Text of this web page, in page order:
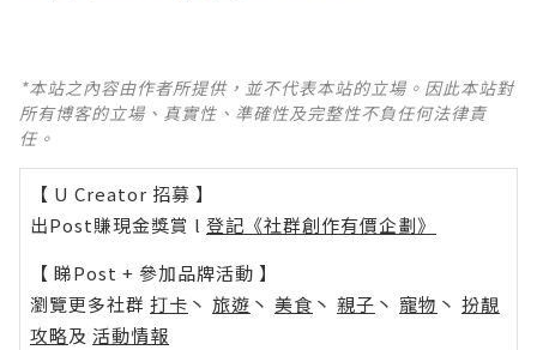
*本站之內容由作者所提供，並不代表本站的立場。因此本站對
所有博客的立場、真實性、準確性及完整性不負任何法律責
任。
【 U Creator 招募 】
出Post賺現金獎賞 l 登記《社群創作有價企劃》
【 睇Post + 參加品牌活動 】
瀏覽更多社群 打卡 丶 旅遊 丶 美食 丶 親子 丶 寵物 丶 扮靚
攻略及 活動情報